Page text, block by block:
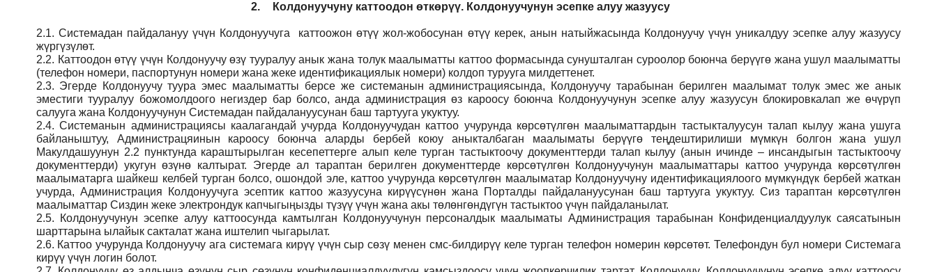
2. Колдонуучуну каттоодон өткөрүү. Колдонуучунун эсепке алуу жазуусу
2.1. Системадан пайдалануу үчүн Колдонуучуга каттоожон өтүү жол-жобосунан өтүү керек, анын натыйжасында Колдонуучу үчүн уникалдуу эсепке алуу жазуусу
жүргүзүлөт.
2.2. Каттоодон өтүү үчүн Колдонуучу өзү тууралуу анык жана толук маалыматты каттоо формасында сунушталган суроолор боюнча берүүгө жана ушул маалыматты
(телефон номери, паспортунун номери жана жеке идентификациялык номери) колдоп турууга милдеттенет.
2.3. Эгерде Колдонуучу туура эмес маалыматты берсе же системанын администрациясында, Колдонуучу тарабынан берилген маалымат толук эмес же анык
эместиги тууралуу божомолдоого негиздер бар болсо, анда администрация өз кароосу боюнча Колдонуучунун эсепке алуу жазуусун блокировкалап же өчүрүп
салууга жана Колдонуучунун Системадан пайдалануусунан баш тартууга укуктуу.
2.4.Системанын администрациясы каалагандай учурда Колдонуучудан каттоо учурунда көрсөтүлгөн маалыматтардын тастыкталуусун талап кылуу жана ушуга
байланыштуу, Администрацяинын кароосу боюнча аларды бербей коюу аныкталбаган маалыматы берүүгө теңдештирилиши мүмкүн болгон жана ушул
Макулдашуунун 2.2 пунктунда караштырылган кесепеттерге алып келе турган тастыктоочу документтерди талап кылуу (анын ичинде – инсандыгын тастыктоочу
документтерди) укугун өзүнө калтырат. Эгерде ал тараптан берилген документтерде көрсөтүлгөн Колдонуучунун маалыматтары каттоо учурунда көрсөтүлгөн
маалыматарга шайкеш келбей турган болсо, ошондой эле, каттоо учурунда көрсөтүлгөн маалыматар Колдонуучуну идентификациялоого мүмкүндүк бербей жаткан
учурда, Администрация Колдонуучуга эсептик каттоо жазуусуна кирүүсүнөн жана Порталды пайдалануусунан баш тартууга укуктуу. Сиз тараптан көрсөтүлгөн
маалыматтар Сиздин жеке электрондук капчыгыңызды түзүү үчүн жана акы төлөнгөндүгүн тастыктоо үчүн пайдаланылат.
2.5.
Колдонуучунун эсепке алуу каттоосунда камтылган Колдонуучунун персоналдык маалыматы Администрация тарабынан Конфиденциалдуулук саясатынын
шарттарына ылайык сакталат жана иштелип чыгарылат.
2.6. Каттоо учурунда Колдонуучу ага системага кирүү үчүн сыр сөзү менен смс-билдирүү келе турган телефон номерин көрсөтөт. Телефондун бул номери Системага
кирүү үчүн логин болот.